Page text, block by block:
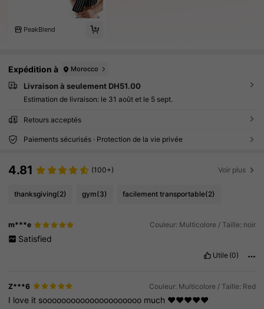
PeakBlend
Expédition à Morocco
Livraison à seulement DH51.00
Estimation de livraison: le 31 août et le 5 sept.
Retours acceptés
Paiements sécurisés · Protection de la vie privée
4.81 (100+) Voir plus
thanksgiving(2) gym(3) facilement transportable(2)
m***e Couleur: Multicolore / Taille: noir
Satisfied
Utile (0)
Z***6 Couleur: Multicolore / Taille: Red
I love it sooooooooooooooooooooo much ❤️❤️❤️❤️❤️